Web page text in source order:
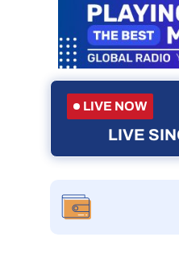
LIVE NOW
LIVE